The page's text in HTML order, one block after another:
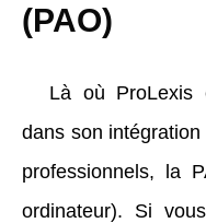
(PAO)
Là où ProLexis
dans son
professionnels, la
ordinateur). Si